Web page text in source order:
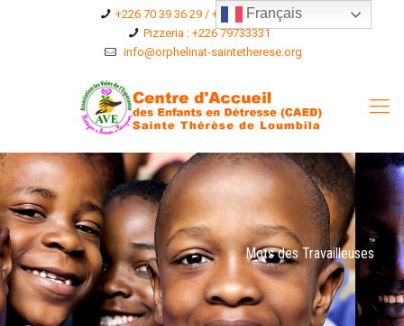
+226 70 39 36 29 / +226 75 36 96 76
Pizzeria : +226 79733331
info@orphelinat-saintetherese.org
Mots des Travailleuses
Français